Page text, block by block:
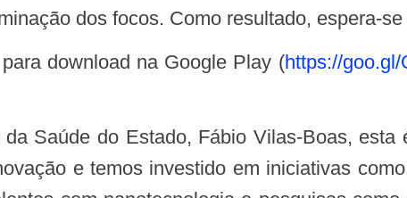
dos focos. Como resultado, espera-
para download na Google Play (https://goo.gl/
e temos investido em iniciativas